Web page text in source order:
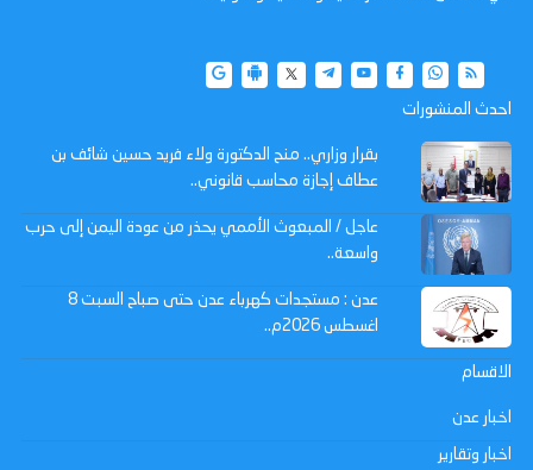
احدث المنشورات
بقرار وزاري.. منح الدكتورة ولاء فريد حسين شائف بن
عطاف إجازة محاسب قانوني..
عاجل / المبعوث الأممي يحذر من عودة اليمن إلى حرب
واسعة..
عدن : مستجدات كهرباء عدن حتى صباح السبت 8
اغسطس 2026م..
الاقسام
اخبار عدن
اخبار وتقارير